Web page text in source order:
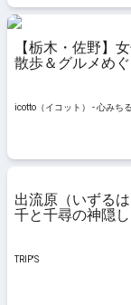
【栃木・佐野】
散歩＆グルメめ
icotto（イコット） - 心みち
出流原（いずる
千と千尋の神隠
TRIP'S